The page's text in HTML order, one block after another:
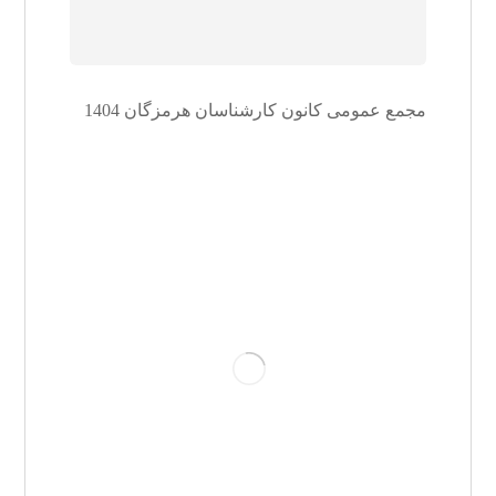
مجمع عمومی کانون کارشناسان هرمزگان 1404